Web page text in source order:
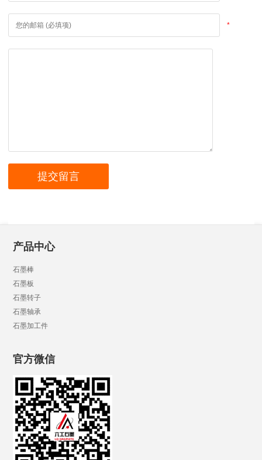
*
产品中心
石墨棒
石墨板
石墨转子
石墨轴承
石墨加工件
官方微信